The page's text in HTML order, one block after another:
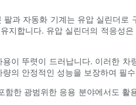
과 자동화 기계는 유압 실린더
합니다. 유압 실린더의 적응성
이 뚜렷이 드러납니다. 이러한
의 안정적인 성능을 보장하여 필
한 광범위한 응용 분야에서도